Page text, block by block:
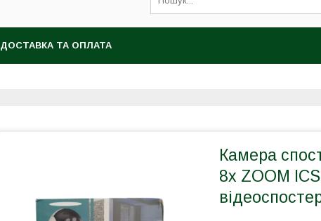
ДОСТАВКА ТА ОПЛАТА
Камера
8x ZOOM